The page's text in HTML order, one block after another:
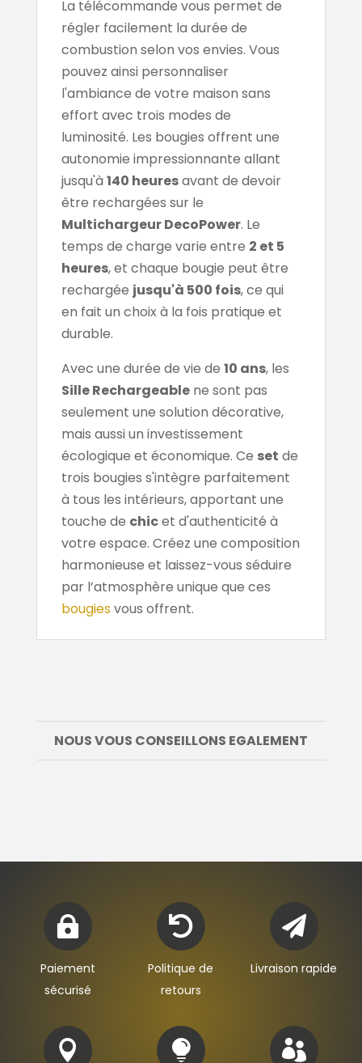
La télécommande vous permet de
régler facilement la durée de
combustion selon vos envies. Vous
pouvez ainsi personnaliser
l'ambiance de votre maison sans
effort avec trois modes de
luminosité. Les bougies offrent une
autonomie impressionnante allant
jusqu'à 140 heuresavant de devoir
être rechargées sur le
Multichargeur DecoPower. Le
temps de charge varie entre 2 et 5
heures, et chaque bougie peut être
rechargée jusqu'à 500 fois, ce qui
en fait un choix à la fois pratique et
durable.
Avec une durée de vie de 10 ans, les
Sille Rechargeablene sont pas
seulement une solution décorative,
mais aussi un investissement
écologique et économique. Ce set de
trois bougies s'intègre parfaitement
à tous les intérieurs, apportant une
touche de chicet d'authenticité à
votre espace. Créez une composition
harmonieuse et laissez-vous séduire
par l’atmosphère unique que ces
bougiesvous offrent.
NOUS VOUS CONSEILLONS EGALEMENT

Paiement
sécurisé

Politique de
retours

Livraison rapide
  